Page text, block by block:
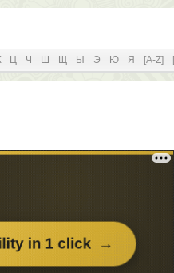
Ц Ч Ш Щ Ы Э Ю Я [A-Z]